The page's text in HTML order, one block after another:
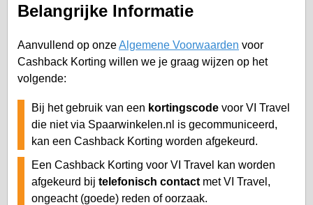
Belangrijke Informatie
Aanvullend op onzeAlgemene Voorwaarden voor
Cashback Korting willen we je graag wijzen op het
volgende:
Bij het gebruik van een kortingscode voor VI Travel
die niet via Spaarwinkelen.nl is gecommuniceerd,
kan een Cashback Korting worden afgekeurd.
Een Cashback Korting voor VI Travel kan worden
afgekeurd bij telefonisch contact met VI Travel,
ongeacht (goede) reden of oorzaak.